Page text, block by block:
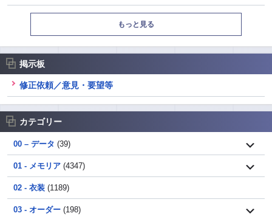
もっと見る
掲示板
修正依頼／意見・要望等
カテゴリー
00 – データ (39)
01 - メモリア (4347)
02 - 衣装 (1189)
03 - オーダー (198)